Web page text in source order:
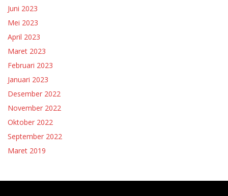
Juni 2023
Mei 2023
April 2023
Maret 2023
Februari 2023
Januari 2023
Desember 2022
November 2022
Oktober 2022
September 2022
Maret 2019